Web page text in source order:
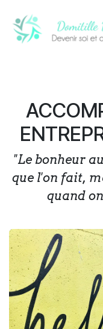
"Le bonheur
que l'on fait,
quand